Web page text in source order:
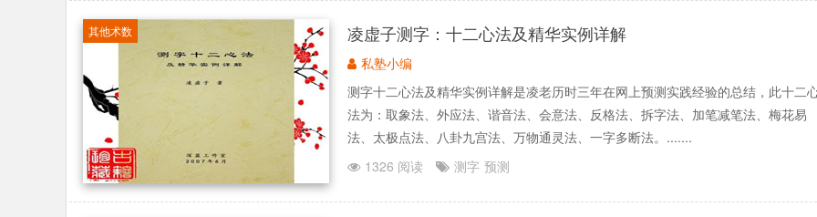
其他术数 凌虚子测字：十二心法及精华实例详解
私塾小编
测字十二心法及精华实例详解是凌老历时三年在网上预测实践经验的总结，此十二
法为：取象法、外应法、谐音法、会意法、反格法、拆字法、加笔减笔法、梅花易
法、太极点法、八卦九宫法、万物通灵法、一字多断法。.......
1326 阅读
测字 预测